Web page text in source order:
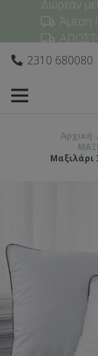
Δωρεάν
Άμεση
2310 680080
Αρχική
Μαξιλάρι